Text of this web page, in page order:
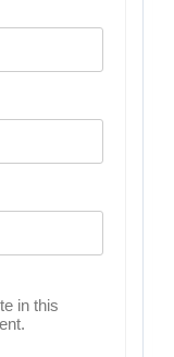
in this